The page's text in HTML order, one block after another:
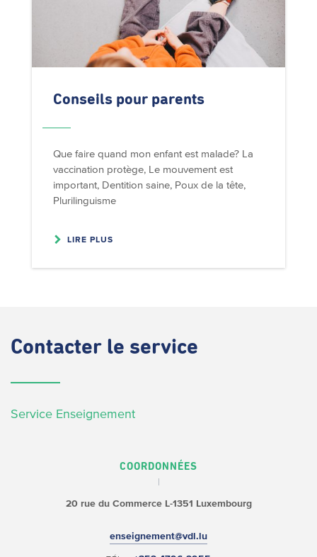
Conseils pour parents
Que faire quand mon enfant est malade? La
vaccination protège, Le mouvement est
important, Dentition saine, Poux de la tête,
Plurilinguisme
LIRE PLUS
Contacter le service
Service Enseignement
COORDONNÉES
20 rue du CommerceL-1351 Luxembourg
enseignement@vdl.lu